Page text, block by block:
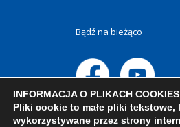
Bądź na bieżąco
INFORMACJA O PLIKACH COOKIES
Pliki cookie to małe pliki tekstowe,
wykorzystywane przez strony